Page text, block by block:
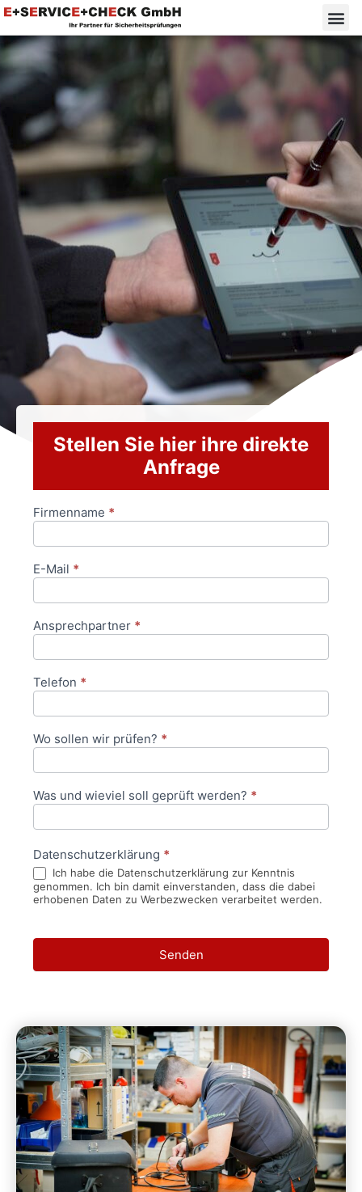
Stellen Sie hier ihre direkte
Anfrage
Anfrageformular
Firmenname *
E-Mail *
Ansprechpartner *
Telefon *
Wo sollen wir prüfen? *
Was und wieviel soll geprüft werden? *
Datenschutzerklärung *
Ich habe die Datenschutzerklärung zur Kenntnis
genommen. Ich bin damit einverstanden, dass die dabei
erhobenen Daten zu Werbezwecken verarbeitet werden.
Senden